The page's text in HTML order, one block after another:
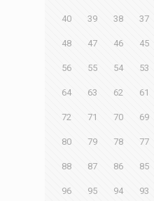
37
38
39
40
45
46
47
48
53
54
55
56
61
62
63
64
69
70
71
72
77
78
79
80
85
86
87
88
93
94
95
96